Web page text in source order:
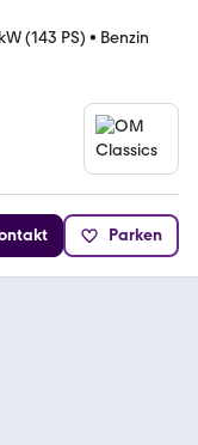
(143 PS) • Benzin
Parken